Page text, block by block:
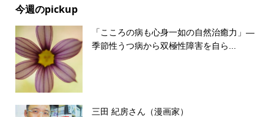
今週のpickup
「こころの病も心身一如の自然治癒力」―
季節性うつ病から双極性障害を自ら...
三田 紀房さん（漫画家）